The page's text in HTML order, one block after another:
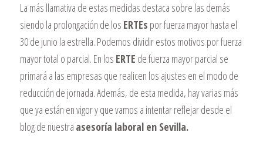
La más llamativa de estas medidas destaca sobre las demás
siendo la prolongación de los ERTEs por fuerza mayor hasta el
30 de junio la estrella. Podemos dividir estos motivos por fuerza
mayor total o parcial. En los ERTE de fuerza mayor parcial se
primará a las empresas que realicen los ajustes en el modo de
reducción de jornada. Además, de esta medida, hay varias más
que ya están en vigor y que vamos a intentar reflejar desde el
blog de nuestra asesoría laboral en Sevilla.